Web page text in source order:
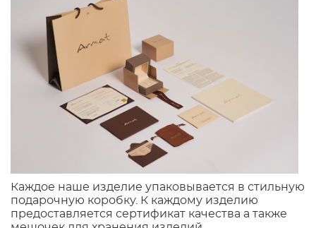
Каждое наше изделие упаковывается в стильную
подарочную коробку. К каждому изделию
предоставляется сертификат качества а также